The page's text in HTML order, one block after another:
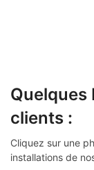
Quelques
clients :
Cliquez sur une
installations de